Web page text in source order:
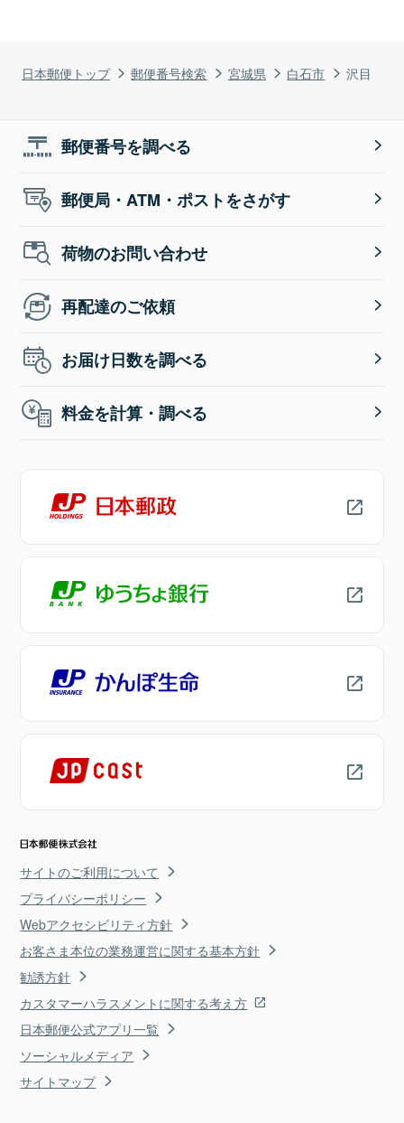
日本郵便トップ 郵便番号検索 宮城県 白石市 沢目
郵便番号を調べる
郵便局・ATM・ポストをさがす
荷物のお問い合わせ
再配達のご依頼
お届け日数を調べる
料金を計算・調べる
サイトのご利用について
プライバシーポリシー
Webアクセシビリティ方針
お客さま本位の業務運営に関する基本方針
勧誘方針
カスタマーハラスメントに関する考え方
日本郵便公式アプリ一覧
ソーシャルメディア
サイトマップ